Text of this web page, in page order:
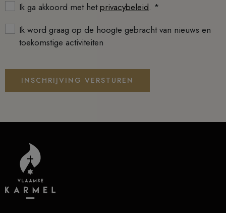
Ik ga akkoord met hetprivacybeleid. *
Ik word graag op de hoogte gebracht van nieuws en
toekomstige activiteiten
INSCHRIJVING VERSTUREN